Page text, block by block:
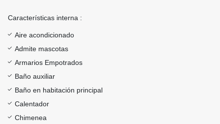
Características interna :
Aire acondicionado
Admite mascotas
Armarios Empotrados
Baño auxiliar
Baño en habitación principal
Calentador
Chimenea